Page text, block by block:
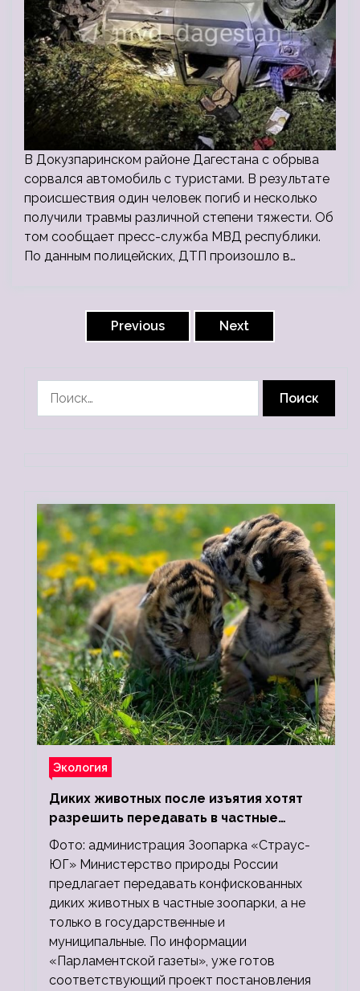
В Докузпаринском районе Дагестана с обрыва
сорвался автомобиль с туристами. В результате
происшествия один человек погиб и несколько
получили травмы различной степени тяжести. Об
том сообщает пресс-служба МВД республики.
По данным полицейских, ДТП произошло в…
Previous Next
Экология
Диких животных после изъятия хотят
разрешить передавать в частные
зоопарки
Фото: администрация Зоопарка «Страус-
ЮГ» Министерство природы России
предлагает передавать конфискованных
диких животных в частные зоопарки, а не
только в государственные и
муниципальные. По информации
«Парламентской газеты», уже готов
соответствующий проект постановления